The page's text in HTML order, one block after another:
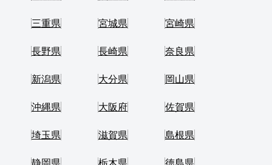
三重県 宮城県 宮崎県
長野県 長崎県 奈良県
新潟県 大分県 岡山県
沖縄県 大阪府 佐賀県
埼玉県 滋賀県 島根県
静岡県 栃木県 徳島県